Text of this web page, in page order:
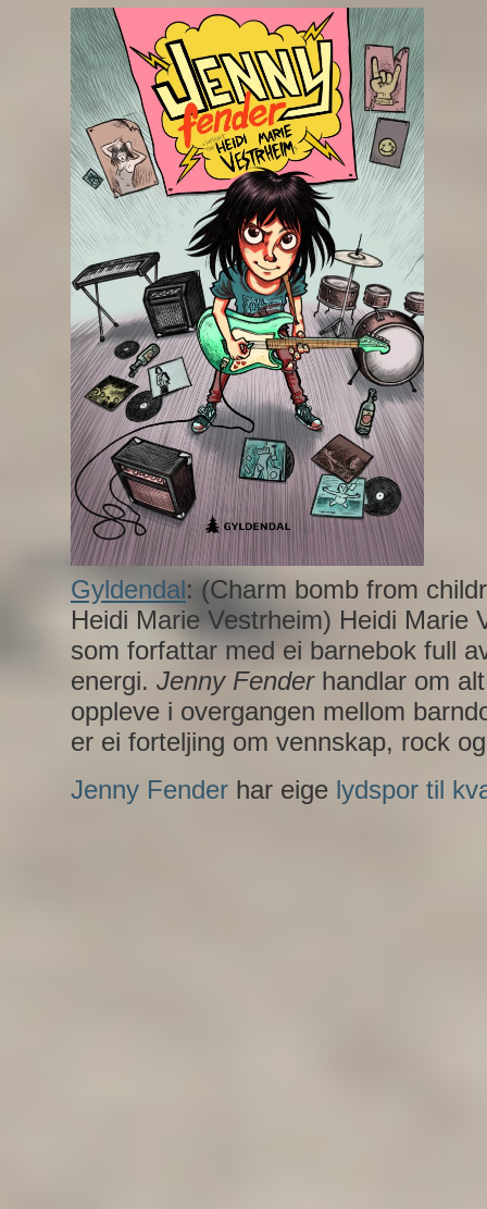
Gyldendal: (Charm bomb from
Heidi Marie Vestrheim) Heidi Marie
som forfattar med ei barnebok full
energi. Jenny Fenderhandlar om
oppleve i overgangen mellom
er ei forteljing om vennskap, rock
Jenny Fender har eige lydspor til